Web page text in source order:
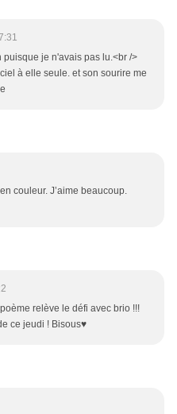
puisque je n'avais pas lu.<br />
à elle seule. et son sourire me
couleur. J’aime beaucoup.
relève le défi avec brio !!!
ce jeudi ! Bisous♥